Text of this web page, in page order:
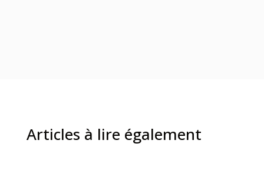
Articles à lire également